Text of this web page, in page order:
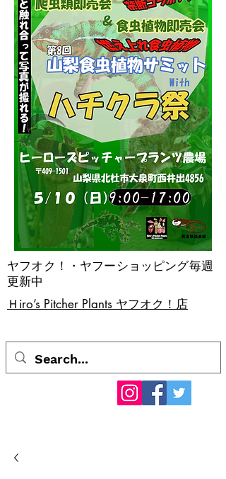
​Ｈiro’s Pitcher Plants ヤフオク！店
ヤフオク！・ヤフーショッピング毎週
更新中